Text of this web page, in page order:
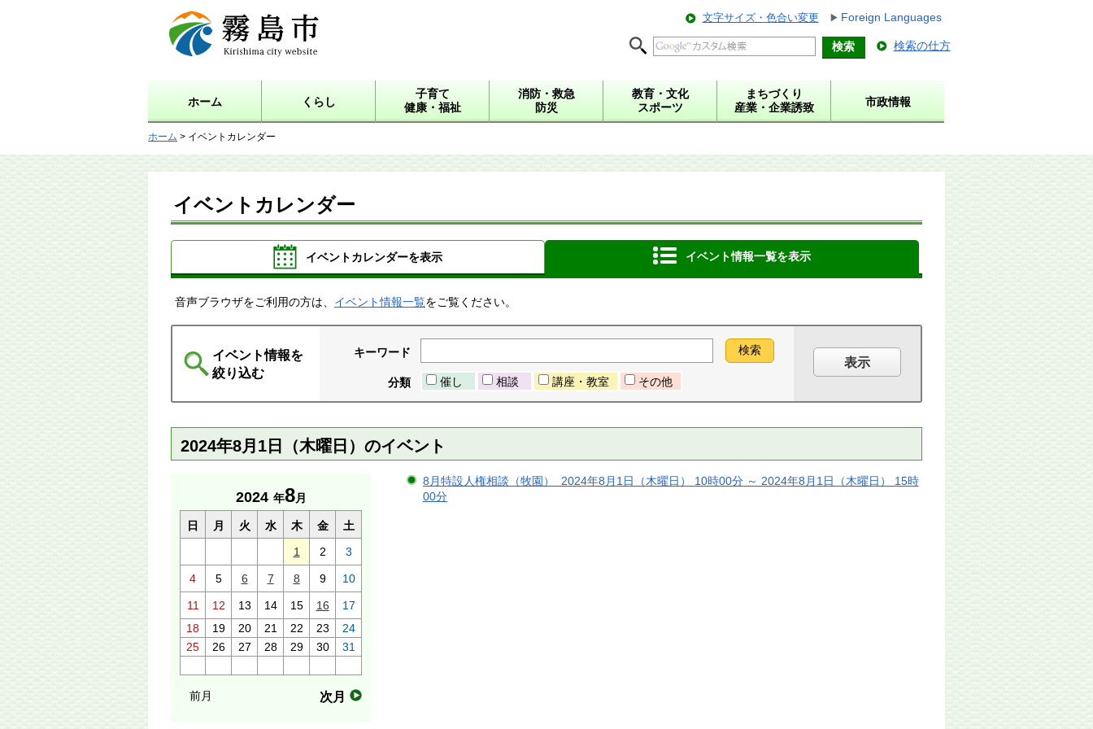
霧島市 Kirishima city
website
文字サイズ・色合い変更 Foreign Languages
検索の仕方
ホーム くらし
子育て
健康・福祉
消防・救急
防災
教育・文化
スポーツ
まちづくり
産業・企業誘致
市政情報
ホーム > イベントカレンダー
イベントカレンダー
イベントカレンダーを表示 イベント情報一覧を表示
音声ブラウザをご利用の方は、 イベント情報一覧をご覧ください。
イベント情報を
絞り込む
キーワード
分類 催し 相談 講座・教室 その他
2024年8月1日（木曜日）のイベント
2024 年8月
日 月 火 水 木 金
土
1
2 3
4 5 6 7 8 9 10
11 12 13 14 15 16
17
18
19 20 21 22 23
24
25
26 27 28 29 30 31
前月 次月
8月特設人権相談（牧園） 2024年8月1日（木曜日） 10時00分 ～ 2024年8月1日（木曜日） 15時
00分